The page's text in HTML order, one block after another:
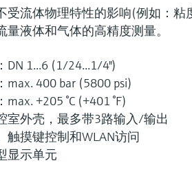
受流体物理特性的影响(例如：粘
量液体和气体的高精度测量。
DN 1...6 (1/24...1/4")
max. 400 bar (5800 psi)
+205 °C (+401 °F)
室外壳，最多带3路输入/输出
触摸键控制和WLAN访问
显示单元